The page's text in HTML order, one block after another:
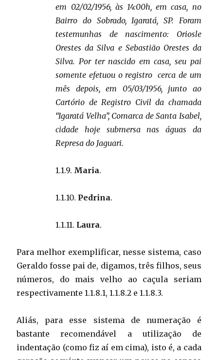
em 02/02/1956, às 14:00h, em casa, no
Bairro do Sobrado, Igaratá, SP. Foram
testemunhas de nascimento: Oriosle
Orestes da Silva e Sebastião Orestes da
Silva. Por ter nascido em casa, seu pai
somente efetuou o registro cerca de um
mês depois, em 05/03/1956, junto ao
Cartório de Registro Civil da chamada
“Igaratá Velha”, Comarca de Santa Isabel,
cidade hoje submersa nas águas da
Represa do Jaguari.
1.1.9. Maria.
1.1.10. Pedrina.
1.1.11. Laura.
Para melhor exemplificar, nesse sistema, caso
Geraldo fosse pai de, digamos, três filhos, seus
números, do mais velho ao caçula seriam
respectivamente 1.1.8.1, 1.1.8.2 e 1.1.8.3.
Aliás, para esse sistema de numeração é
bastante recomendável a utilização de
indentação (como fiz aí em cima), isto é, a cada